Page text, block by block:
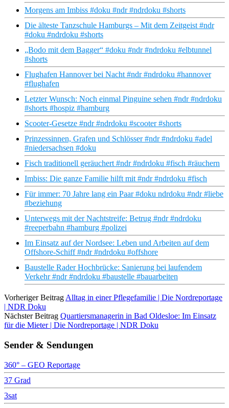
Morgens am Imbiss #doku #ndr #ndrdoku #shorts
Die älteste Tanzschule Hamburgs – Mit dem Zeitgeist #ndr
#doku #ndrdoku #shorts
„Bodo mit dem Bagger“ #doku #ndr #ndrdoku #elbtunnel
#shorts
Flughafen Hannover bei Nacht #ndr #ndrdoku #hannover
#flughafen
Letzter Wunsch: Noch einmal Pinguine sehen #ndr #ndrdoku
#shorts #hospiz #hamburg
Scooter-Gesetze #ndr #ndrdoku #scooter #shorts
Prinzessinnen, Grafen und Schlösser #ndr #ndrdoku #adel
#niedersachsen #doku
Fisch traditionell geräuchert #ndr #ndrdoku #fisch #räuchern
Imbiss: Die ganze Familie hilft mit #ndr #ndrdoku #fisch
Für immer: 70 Jahre lang ein Paar #doku ndrdoku #ndr #liebe
#beziehung
Unterwegs mit der Nachtstreife: Betrug #ndr #ndrdoku
#reeperbahn #hamburg #polizei
Im Einsatz auf der Nordsee: Leben und Arbeiten auf dem
Offshore-Schiff #ndr #ndrdoku #offshore
Baustelle Rader Hochbrücke: Sanierung bei laufendem
Verkehr #ndr #ndrdoku #baustelle #bauarbeiten
Vorheriger Beitrag Alltag in einer Pflegefamilie | Die Nordreportage
| NDR Doku
Nächster Beitrag Quartiersmanagerin in Bad Oldesloe: Im Einsatz
für die Mieter | Die Nordreportage | NDR Doku
Sender & Sendungen
360° – GEO Reportage
37 Grad
3sat